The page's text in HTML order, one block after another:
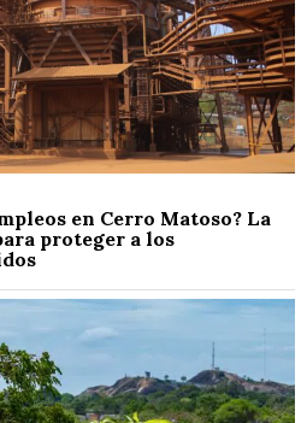
en Cerro Matoso? La
proteger a los